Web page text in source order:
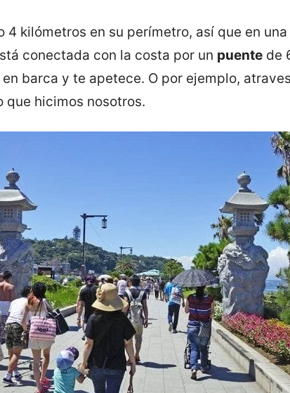
4 kilómetros en su perímetro, así que en
conectada con la costa por un puente de
barca y te apetece. O por ejemplo,
que hicimos nosotros.